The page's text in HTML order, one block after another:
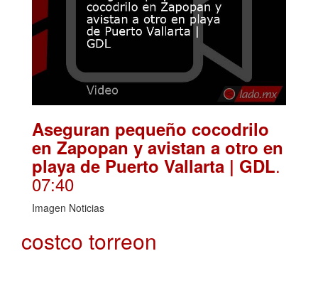
Aseguran pequeño cocodrilo
en Zapopan y avistan a otro en
playa de Puerto Vallarta | GDL.
07:40
Imagen Noticias
costco torreon